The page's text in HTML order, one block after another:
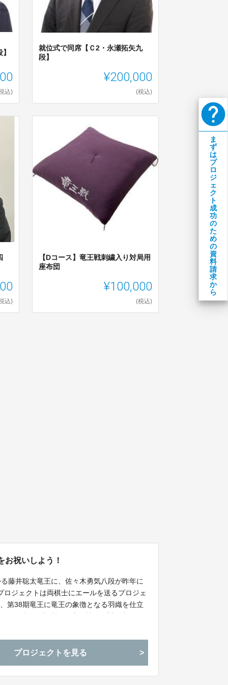
込)
就位式で同席【Ｃ2・永瀬拓矢九
段】
¥200,000
(税込)
込)
【Dコース】竜王戦刺繍入り対局用
座布団
¥100,000
(税込)
お祝いしよう！
藤井聡太竜王に、佐々木勇気八段が昨年に
ジェクトは両棋士にエールを送るプロジェ
第38期竜王に竜王の象徴となる羽織を仕立
プロジェクトを見る
help
ま
ず
は
プ
ロ
ジ
ェ
ク
ト
成
功
の
た
め
の
資
料
請
求
か
ら